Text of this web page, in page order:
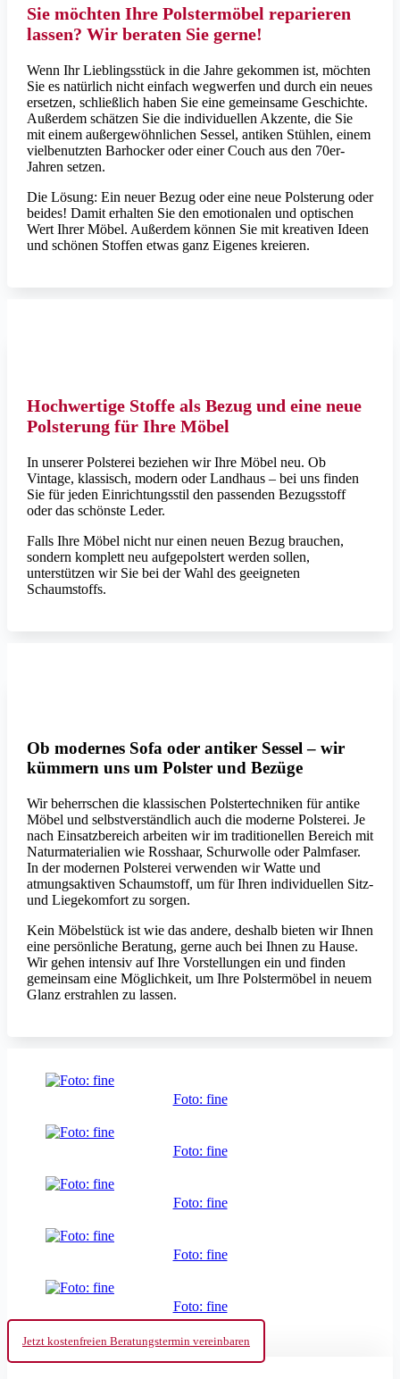
Sie möchten Ihre Polstermöbel reparieren
lassen? Wir beraten Sie gerne!
Wenn Ihr Lieblingsstück in die Jahre gekommen ist, möchten
Sie es natürlich nicht einfach wegwerfen und durch ein neues
ersetzen, schließlich haben Sie eine gemeinsame Geschichte.
Außerdem schätzen Sie die individuellen Akzente, die Sie
mit einem außergewöhnlichen Sessel, antiken Stühlen, einem
vielbenutzten Barhocker oder einer Couch aus den 70er-
Jahren setzen.
Die Lösung: Ein neuer Bezug oder eine neue Polsterung oder
beides! Damit erhalten Sie den emotionalen und optischen
Wert Ihrer Möbel. Außerdem können Sie mit kreativen Ideen
und schönen Stoffen etwas ganz Eigenes kreieren.
Hochwertige Stoffe als Bezug und eine neue
Polsterung für Ihre Möbel
In unserer Polsterei beziehen wir Ihre Möbel neu. Ob
Vintage, klassisch, modern oder Landhaus – bei uns finden
Sie für jeden Einrichtungsstil den passenden Bezugsstoff
oder das schönste Leder.
Falls Ihre Möbel nicht nur einen neuen Bezug brauchen,
sondern komplett neu aufgepolstert werden sollen,
unterstützen wir Sie bei der Wahl des geeigneten
Schaumstoffs.
Ob modernes Sofa oder antiker Sessel – wir
kümmern uns um Polster und Bezüge
Wir beherrschen die klassischen Polstertechniken für antike
Möbel und selbstverständlich auch die moderne Polsterei. Je
nach Einsatzbereich arbeiten wir im traditionellen Bereich mit
Naturmaterialien wie Rosshaar, Schurwolle oder Palmfaser.
In der modernen Polsterei verwenden wir Watte und
atmungsaktiven Schaumstoff, um für Ihren individuellen Sitz-
und Liegekomfort zu sorgen.
Kein Möbelstück ist wie das andere, deshalb bieten wir Ihnen
eine persönliche Beratung, gerne auch bei Ihnen zu Hause.
Wir gehen intensiv auf Ihre Vorstellungen ein und finden
gemeinsam eine Möglichkeit, um Ihre Polstermöbel in neuem
Glanz erstrahlen zu lassen.
Foto: fine
Foto: fine
Foto: fine
Foto: fine
Foto: fine
Jetzt kostenfreien Beratungstermin vereinbaren